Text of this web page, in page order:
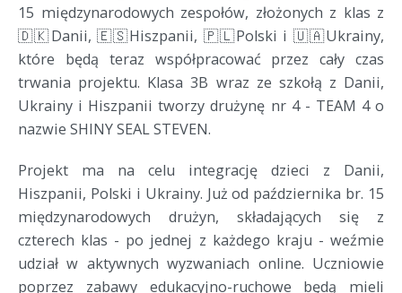
15 międzynarodowych zespołów, złożonych z klas z
🇩🇰Danii, 🇪🇸Hiszpanii, 🇵🇱Polski i 🇺🇦Ukrainy,
które będą teraz współpracować przez cały czas
trwania projektu. Klasa 3B wraz ze szkołą z Danii,
Ukrainy i Hiszpanii tworzy drużynę nr 4 - TEAM 4 o
nazwie SHINY SEAL STEVEN.
Projekt ma na celu integrację dzieci z Danii,
Hiszpanii, Polski i Ukrainy. Już od października br. 15
międzynarodowych drużyn, składających się z
czterech klas - po jednej z każdego kraju - weźmie
udział w aktywnych wyzwaniach online. Uczniowie
poprzez zabawy edukacyjno-ruchowe będą mieli